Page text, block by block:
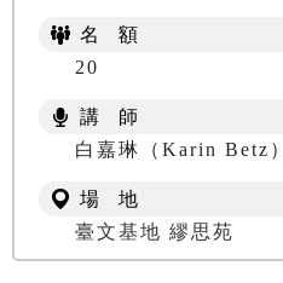
名 額
20
講 師
白嘉琳（Karin Betz）
場 地
臺文基地 繆思苑